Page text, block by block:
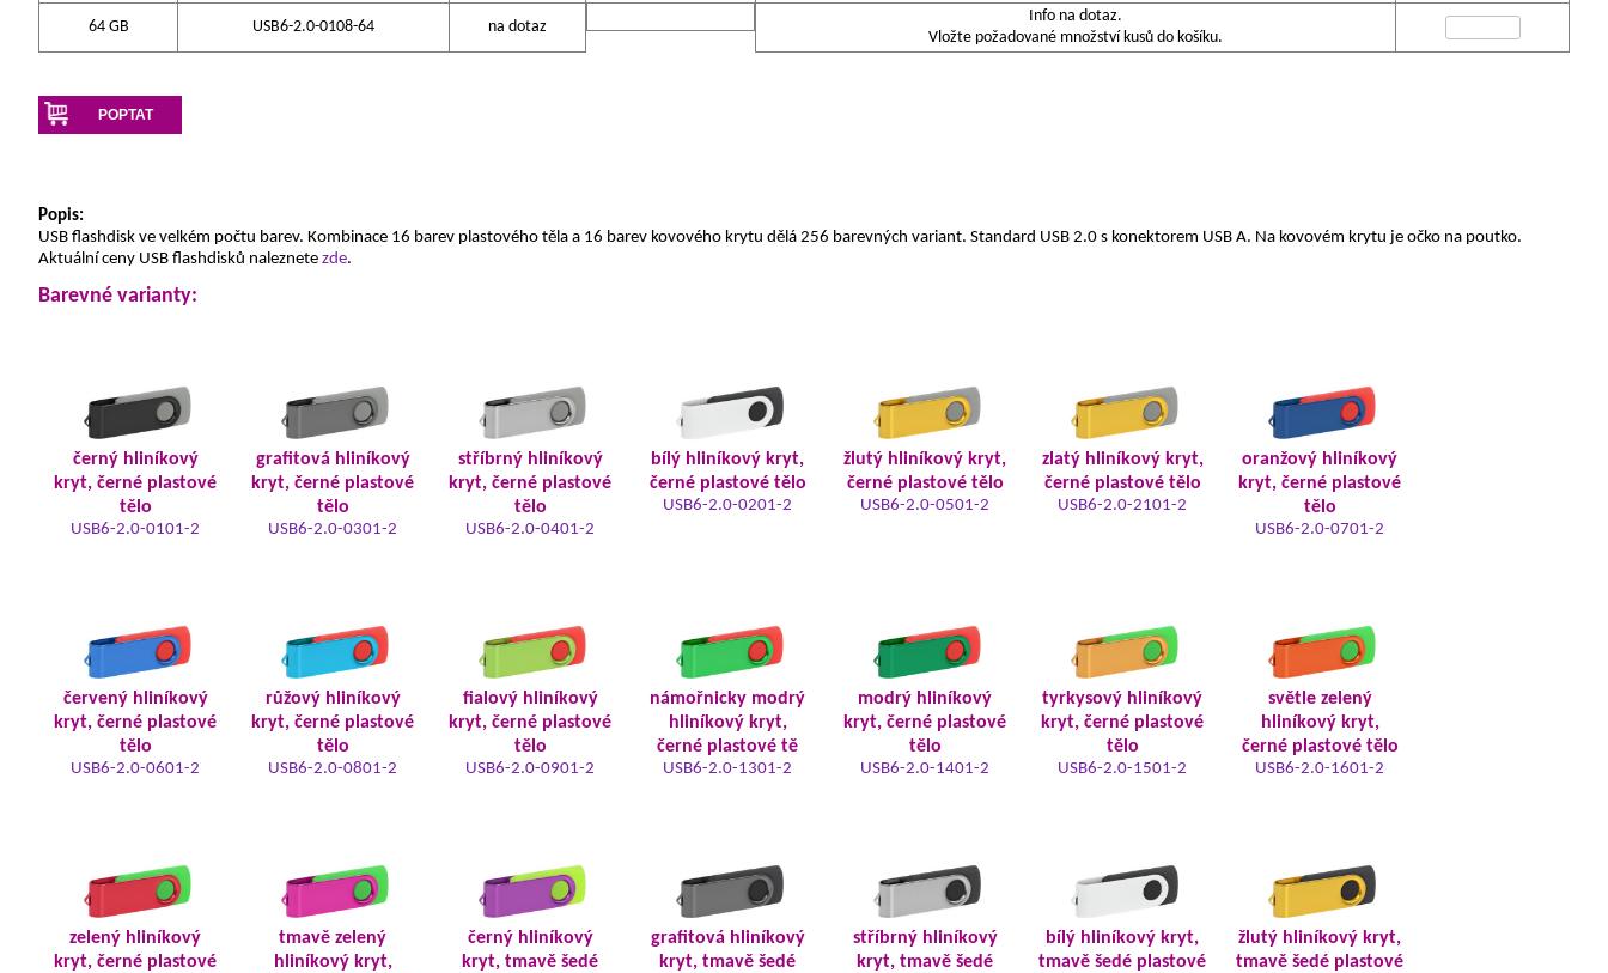
64 GB USB6-2.0-0108-64 na dotaz
Info na dotaz.
Vložte požadované množství kusů do košíku.
POPTAT
Popis:
USB flashdisk ve velkém počtu barev. Kombinace 16 barev plastového těla a 16 barev kovového krytu dělá 256 barevných variant. Standard USB 2.0 s konektorem USB A. Na kovovém krytu je očko na poutko.
Aktuální ceny USB flashdisků naleznete zde.
Barevné varianty:
černý hliníkový
kryt, černé plastové
tělo
USB6-2.0-0101-2
grafitová hliníkový
kryt, černé plastové
tělo
USB6-2.0-0301-2
stříbrný hliníkový
kryt, černé plastové
tělo
USB6-2.0-0401-2
bílý hliníkový kryt,
černé plastové tělo
USB6-2.0-0201-2
žlutý hliníkový kryt,
černé plastové tělo
USB6-2.0-0501-2
zlatý hliníkový kryt,
černé plastové tělo
USB6-2.0-2101-2
oranžový hliníkový
kryt, černé plastové
tělo
USB6-2.0-0701-2
červený hliníkový
kryt, černé plastové
tělo
USB6-2.0-0601-2
růžový hliníkový
kryt, černé plastové
tělo
USB6-2.0-0801-2
fialový hliníkový
kryt, černé plastové
tělo
USB6-2.0-0901-2
námořnicky modrý
hliníkový kryt,
černé plastové tě
USB6-2.0-1301-2
modrý hliníkový
kryt, černé plastové
tělo
USB6-2.0-1401-2
tyrkysový hliníkový
kryt, černé plastové
tělo
USB6-2.0-1501-2
světle zelený
hliníkový kryt,
černé plastové tělo
USB6-2.0-1601-2
zelený hliníkový
kryt, černé plastové
tmavě zelený
hliníkový kryt,
černý hliníkový
kryt, tmavě šedé
grafitová hliníkový
kryt, tmavě šedé
stříbrný hliníkový
kryt, tmavě šedé
bílý hliníkový kryt,
tmavě šedé plastové
žlutý hliníkový kryt,
tmavě šedé plastové